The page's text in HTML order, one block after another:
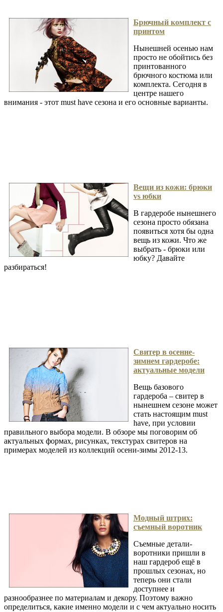
Брючный комплект с
принтом
Нынешней осенью нам
просто не обойтись без
принтованного
брючного костюма или
комплекта. Сегодня в
центре нашего
внимания - этот must have сезона и его основные варианты.
Вещи из кожи: брюки
vs юбки
В гардеробе нынешнего
сезона просто обязана
появиться хотя бы одна
вещь из кожи. Что же
выбрать - брюки или
юбку? Давайте
разбираться!
Свитер в осенне-
зимнем гардеробе:
актуальные модели
Вещь базового
гардероба – свитер в
нынешнем сезоне может
стать настоящим must
have, при условии
правильного выбора модели. В обзоре мы поговорим об
актуальных формах, рисунках, текстурах свитеров на
примерах моделей из коллекций осени-зимы 2012-13.
Модный штрих:
съемный воротник
Съемные детали-
воротники пришли в
наш гардероб ещё в
прошлых сезонах, но
теперь они стали
доступнее и
разнообразнее по материалам и декору. Поэтому важно
определиться, какие именно модели и с чем актуально носить